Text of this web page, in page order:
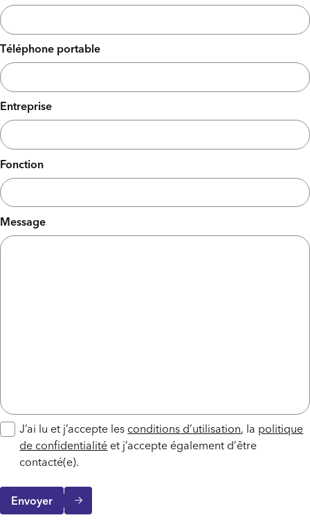
Téléphone portable
Entreprise
Fonction
Message
J’ai lu et j’accepte les conditions d’utilisation, la politique
de confidentialité et j’accepte également d’être
contacté(e).